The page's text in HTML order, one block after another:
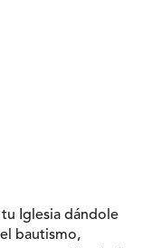
Iglesia dándole
bautismo,